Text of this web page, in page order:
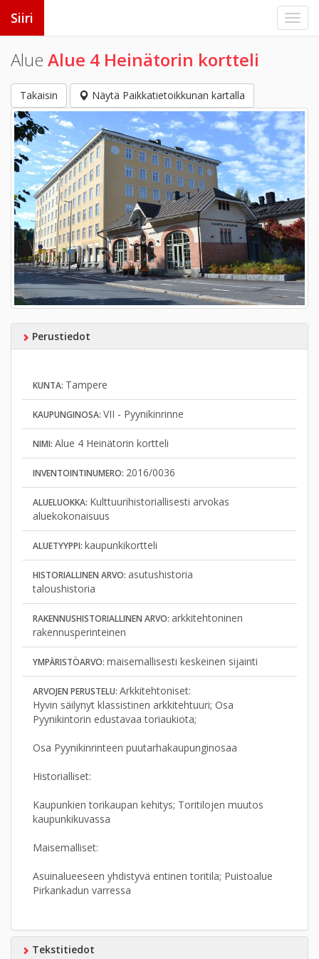
Siiri
Alue Alue 4 Heinätorin kortteli
Takaisin Näytä Paikkatietoikkunan kartalla
Perustiedot
KUNTA: Tampere
KAUPUNGINOSA: VII - Pyynikinrinne
NIMI: Alue 4 Heinätorin kortteli
INVENTOINTINUMERO: 2016/0036
ALUELUOKKA: Kulttuurihistoriallisesti arvokas
aluekokonaisuus
ALUETYYPPI: kaupunkikortteli
HISTORIALLINEN ARVO: asutushistoria
taloushistoria
RAKENNUSHISTORIALLINEN ARVO: arkkitehtoninen
rakennusperinteinen
YMPÄRISTÖARVO: maisemallisesti keskeinen sijainti
ARVOJEN PERUSTELU: Arkkitehtoniset:
Hyvin säilynyt klassistinen arkkitehtuuri; Osa
Pyynikintorin edustavaa toriaukiota;
Osa Pyynikinrinteen puutarhakaupunginosaa
Historialliset:
Kaupunkien torikaupan kehitys; Toritilojen muutos
kaupunkikuvassa
Maisemalliset:
Asuinalueeseen yhdistyvä entinen toritila; Puistoalue
Pirkankadun varressa
Tekstitiedot